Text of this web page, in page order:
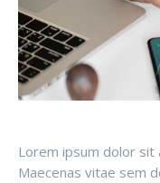
Lorem ipsum dolor sit
Maecenas vitae sem